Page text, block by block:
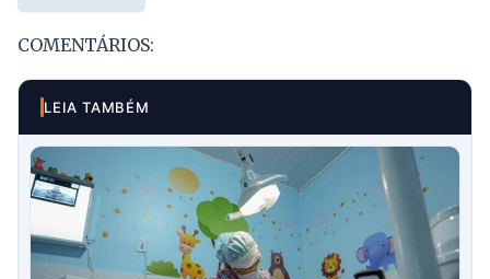
COMENTÁRIOS:
LEIA TAMBÉM